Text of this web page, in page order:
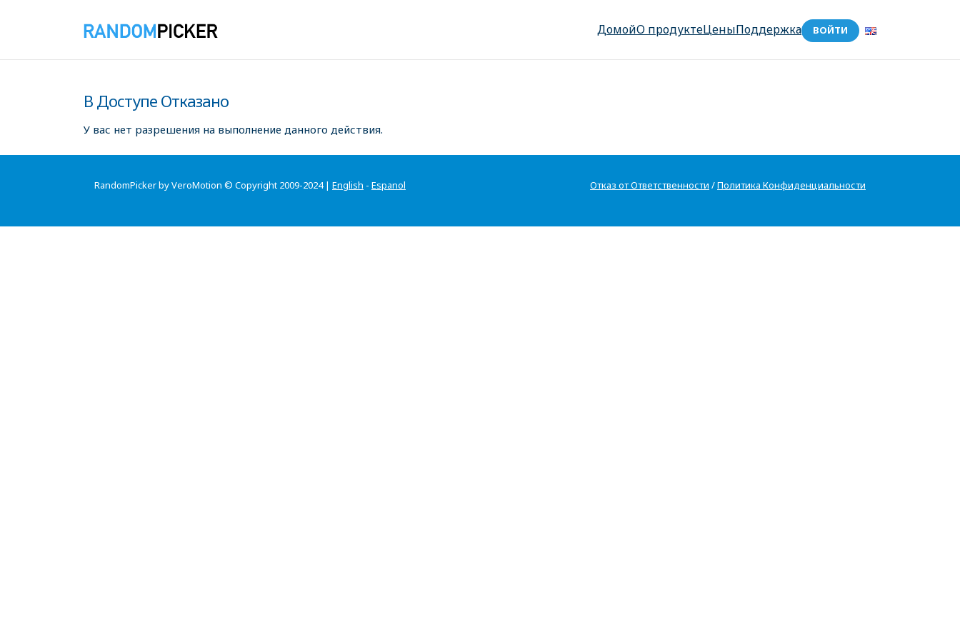
ДомойО продуктеЦеныПоддержка ВОЙТИ
В Доступе Отказано
У вас нет разрешения на выполнение данного действия.
RandomPicker by VeroMotion © Copyright 2009-2024 | English - Espanol Отказ от Ответственности /Политика Конфиденциальности